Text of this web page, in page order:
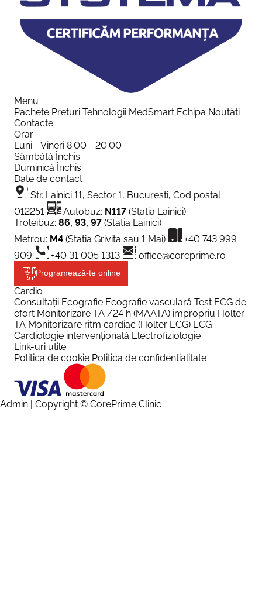
Menu
Pachete Prețuri Tehnologii MedSmart Echipa Noutăți
Contacte
Orar
Luni - Vineri 8:00 - 20:00
Sâmbătă Închis
Duminică Închis
Date de contact
Str. Lainici 11, Sector 1, Bucuresti, Cod postal
012251
Autobuz: N117 (Statia Lainici)
Troleibuz: 86, 93, 97 (Statia Lainici)
Metrou: M4 (Statia Grivita sau 1 Mai)
+40 743 999
909
+40 31 005 1313 office@coreprime.ro
Programează-te online
Cardio
Consultații Ecografie Ecografie vasculară Test ECG de
efort Monitorizare TA /24 h (MAATA) impropriu Holter
TA Monitorizare ritm cardiac (Holter ECG) ECG
Cardiologie intervențională Electrofiziologie
Link-uri utile
Politica de cookie Politica de confidențialitate
Admin | Copyright © CorePrime Clinic